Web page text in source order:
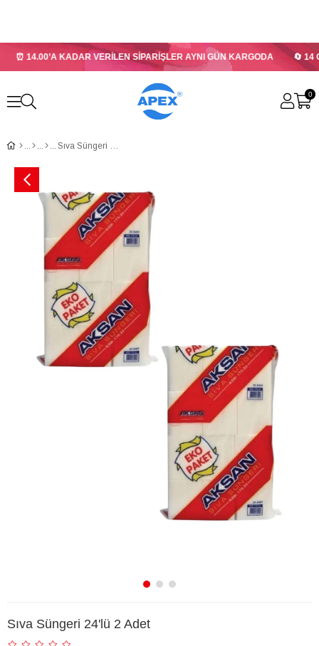
⏰ 14.00’A KADAR VERİLEN SİPARİŞLER AYNI GÜN KARGODA 🔄 14
0
Sıva Süngeri 24'lü 2 Adet
Sıva Süngeri 24'lü 2 Adet